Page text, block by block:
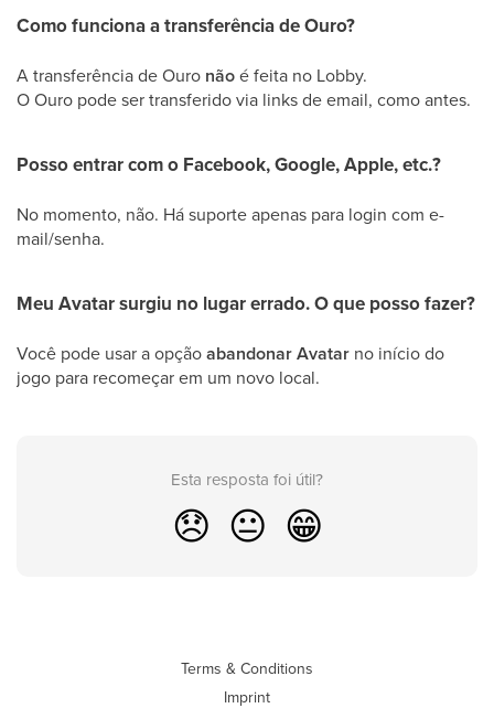
Como funciona a transferência de Ouro?
A transferência de Ouro nãoé feita no Lobby.
O Ouro pode ser transferido via links de email, como antes.
Posso entrar com o Facebook, Google, Apple, etc.?
No momento, não. Há suporte apenas para login com e-
mail/senha.
Meu Avatar surgiu no lugar errado. O que posso fazer?
Você pode usar a opçãoabandonar Avatar no início do
jogo para recomeçar em um novo local.
Esta resposta foi útil?
😞 😐 😁
Terms & Conditions
Imprint